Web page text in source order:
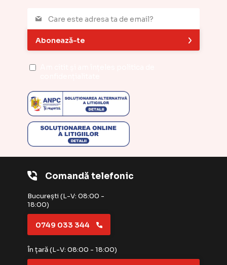
Comandă telefonic
București (L-V: 08:00 -
18:00)
0749 033 344
În țară (L-V: 08:00 - 18:00)
Abonează-te